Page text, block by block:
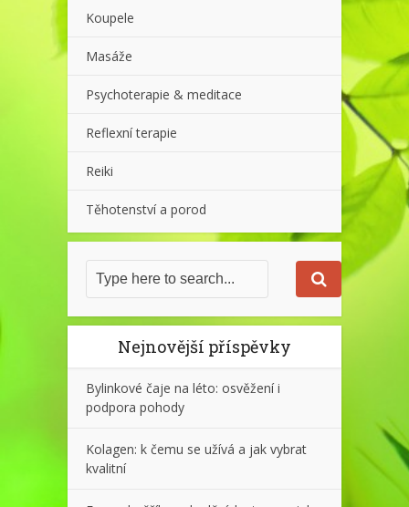
Koupele
Masáže
Psychoterapie & meditace
Reflexní terapie
Reiki
Těhotenství a porod
Nejnovější příspěvky
Bylinkové čaje na léto: osvěžení i
podpora pohody
Kolagen: k čemu se užívá a jak vybrat
kvalitní